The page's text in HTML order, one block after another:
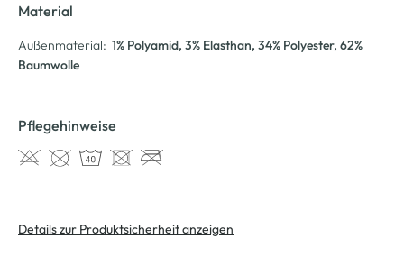
Material
Außenmaterial: 1% Polyamid, 3% Elasthan, 34% Polyester, 62%
Baumwolle
Pflegehinweise
Details zur Produktsicherheit anzeigen